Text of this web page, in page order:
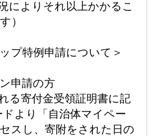
によりそれ以上かかるこ
）
プ特例申請について＞
申請の方
る寄付金受領証明書に記
ドより「自治体マイペー
スし、寄附をされた日の